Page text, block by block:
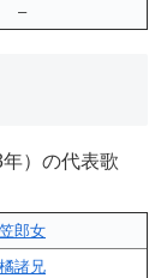
–
）の代表歌
笠郎女
橘諸兄